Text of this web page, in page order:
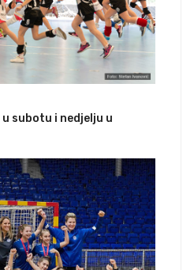
subotu i nedjelju u